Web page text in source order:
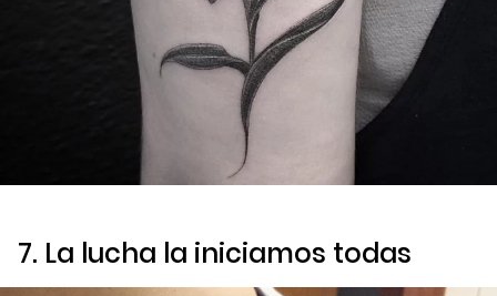
7. La lucha la iniciamos todas